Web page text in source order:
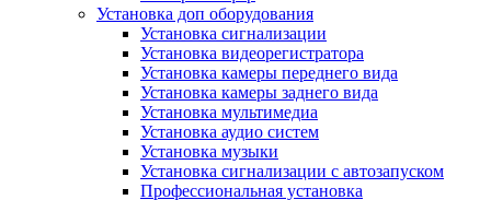
Установка доп оборудования
Установка сигнализации
Установка видеорегистратора
Установка камеры переднего вида
Установка камеры заднего вида
Установка мультимедиа
Установка аудио систем
Установка музыки
Установка сигнализации с автозапуском
Профессиональная установка